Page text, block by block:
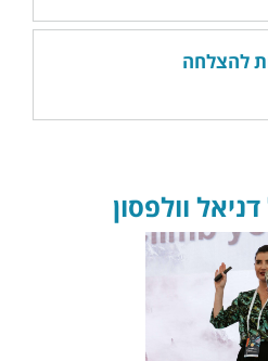
וולפסון